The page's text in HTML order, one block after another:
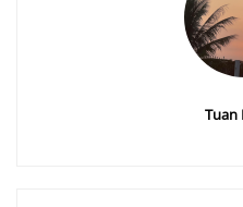
Tuan